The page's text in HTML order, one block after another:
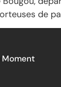
de
Moment